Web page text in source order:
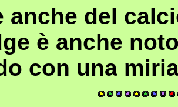
anche del
è anche
con una